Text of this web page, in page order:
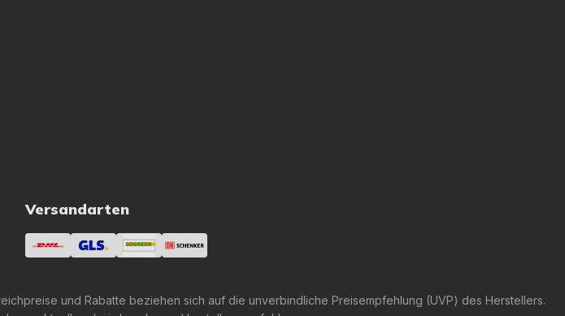
Versandarten
und Rabatte beziehen sich auf die unverbindliche Preisempfehlung (UVP) des Herstellers.